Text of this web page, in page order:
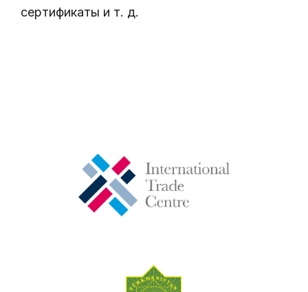
сертификаты и т. д.